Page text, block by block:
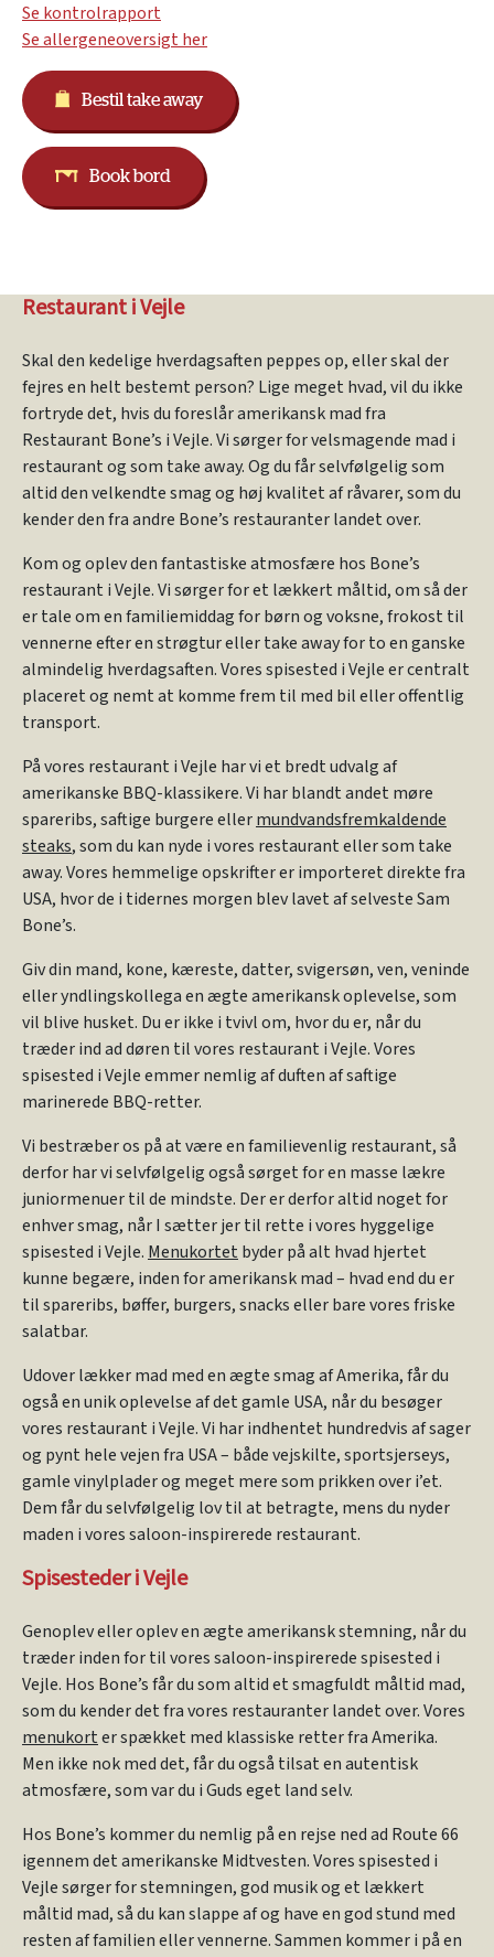
Se kontrolrapport
Se allergeneoversigt her
Bestil take away
Book bord
Restaurant i Vejle
Skal den kedelige hverdagsaften peppes op, eller skal der
fejres en helt bestemt person? Lige meget hvad, vil du ikke
fortryde det, hvis du foreslår amerikansk mad fra
Restaurant Bone’s i Vejle. Vi sørger for velsmagende mad i
restaurant og som take away. Og du får selvfølgelig som
altid den velkendte smag og høj kvalitet af råvarer, som du
kender den fra andre Bone’s restauranter landet over.
Kom og oplev den fantastiske atmosfære hos Bone’s
restaurant i Vejle. Vi sørger for et lækkert måltid, om så der
er tale om en familiemiddag for børn og voksne, frokost til
vennerne efter en strøgtur eller take away for to en ganske
almindelig hverdagsaften. Vores spisested i Vejle er centralt
placeret og nemt at komme frem til med bil eller offentlig
transport.
På vores restaurant i Vejle har vi et bredt udvalg af
amerikanske BBQ-klassikere. Vi har blandt andet møre
spareribs, saftige burgere ellermundvandsfremkaldende
steaks, som du kan nyde i vores restaurant eller som take
away. Vores hemmelige opskrifter er importeret direkte fra
USA, hvor de i tidernes morgen blev lavet af selveste Sam
Bone’s.
Giv din mand, kone, kæreste, datter, svigersøn, ven, veninde
eller yndlingskollega en ægte amerikansk oplevelse, som
vil blive husket. Du er ikke i tvivl om, hvor du er, når du
træder ind ad døren til vores restaurant i Vejle. Vores
spisested i Vejle emmer nemlig af duften af saftige
marinerede BBQ-retter.
Vi bestræber os på at være en familievenlig restaurant, så
derfor har vi selvfølgelig også sørget for en masse lækre
juniormenuer til de mindste. Der er derfor altid noget for
enhver smag, når I sætter jer til rette i vores hyggelige
spisested i Vejle. Menukortet byder på alt hvad hjertet
kunne begære, inden for amerikansk mad – hvad end du er
til spareribs, bøffer, burgers, snacks eller bare vores friske
salatbar.
Udover lækker mad med en ægte smag af Amerika, får du
også en unik oplevelse af det gamle USA, når du besøger
vores restaurant i Vejle. Vi har indhentet hundredvis af sager
og pynt hele vejen fra USA – både vejskilte, sportsjerseys,
gamle vinylplader og meget mere som prikken over i’et.
Dem får du selvfølgelig lov til at betragte, mens du nyder
maden i vores saloon-inspirerede restaurant.
Spisesteder i Vejle
Genoplev eller oplev en ægte amerikansk stemning, når du
træder inden for til vores saloon-inspirerede spisested i
Vejle. Hos Bone’s får du som altid et smagfuldt måltid mad,
som du kender det fra vores restauranter landet over. Vores
menukorter spækket med klassiske retter fra Amerika.
Men ikke nok med det, får du også tilsat en autentisk
atmosfære, som var du i Guds eget land selv.
Hos Bone’s kommer du nemlig på en rejse ned ad Route 66
igennem det amerikanske Midtvesten. Vores spisested i
Vejle sørger for stemningen, god musik og et lækkert
måltid mad, så du kan slappe af og have en god stund med
resten af familien eller vennerne. Sammen kommer i på en